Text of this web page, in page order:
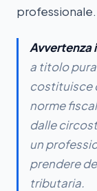
professionale.
a titolo
costituisce
norme
dalle
un
prendere
tributaria.